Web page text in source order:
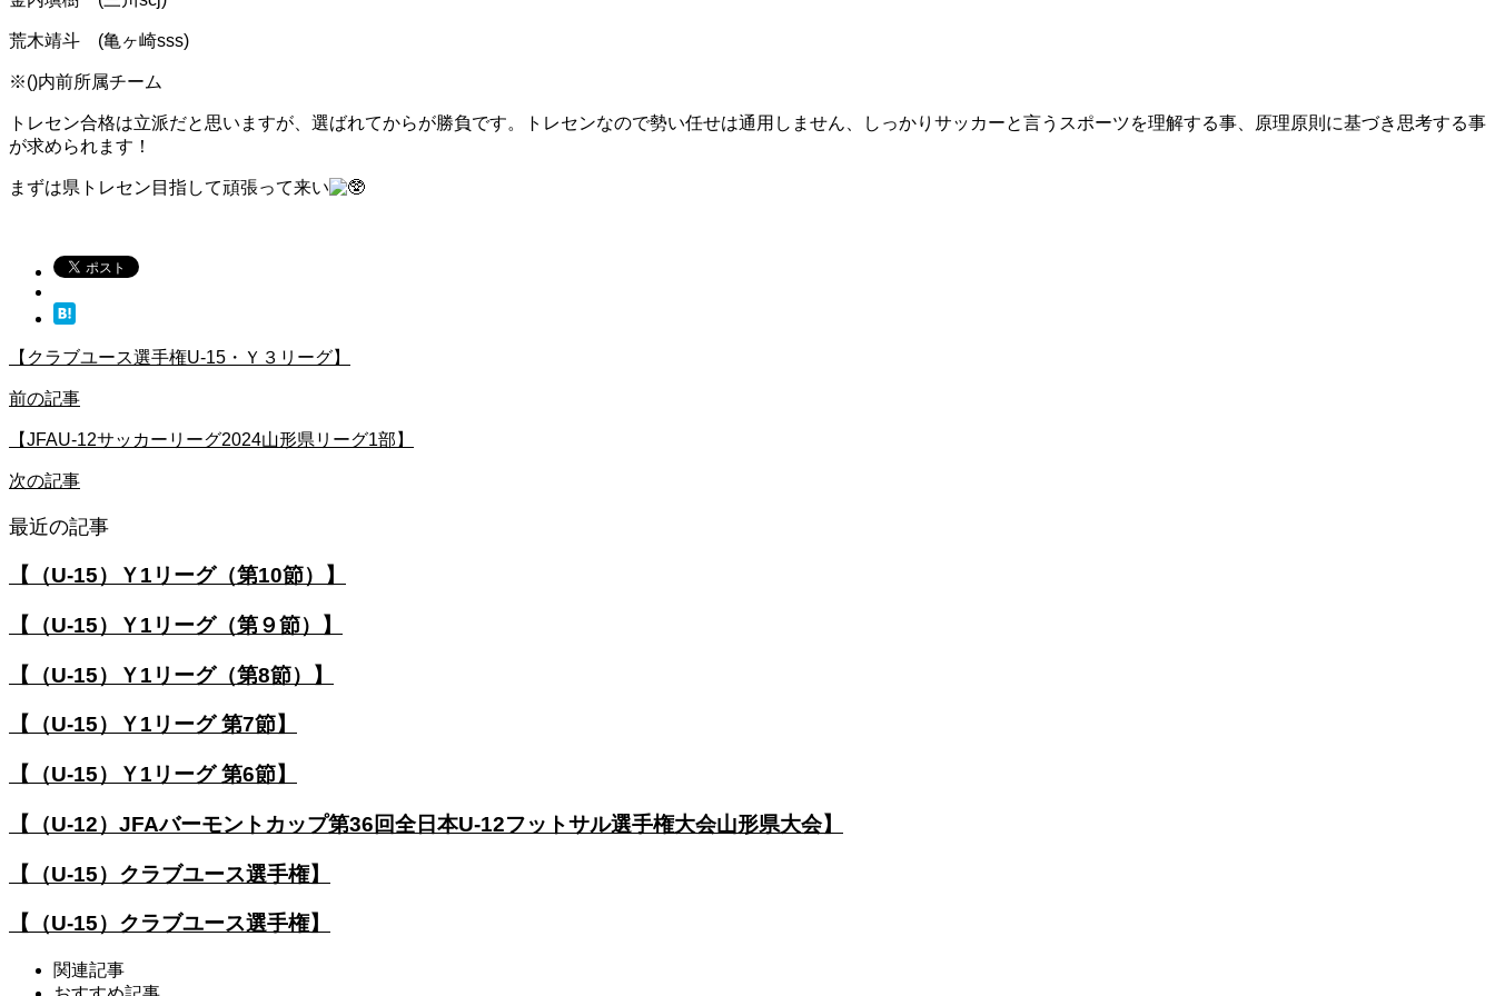
荒木靖斗 (亀ヶ崎sss)
※()内前所属チーム
トレセン合格は立派だと思いますが、選ばれてからが勝負です。トレセンなので勢い任せは通用しません、しっかりサッカーと言うスポーツを理解する事、原理原則に基づき思考する事
が求められます！
まずは県トレセン目指して頑張って来い
【クラブユース選手権U-15・Ｙ３リーグ】
前の記事
【JFAU-12サッカーリーグ2024山形県リーグ1部】
次の記事
最近の記事
【（U-15）Ｙ1リーグ（第10節）】
【（U-15）Ｙ1リーグ（第９節）】
【（U-15）Ｙ1リーグ（第8節）】
【（U-15）Ｙ1リーグ 第7節】
【（U-15）Ｙ1リーグ 第6節】
【（U-12）JFAバーモントカップ第36回全日本U-12フットサル選手権大会山形県大会】
【（U-15）クラブユース選手権】
【（U-15）クラブユース選手権】
関連記事